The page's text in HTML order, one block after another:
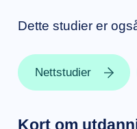
Dette studier er
Nettstudier
Kort om